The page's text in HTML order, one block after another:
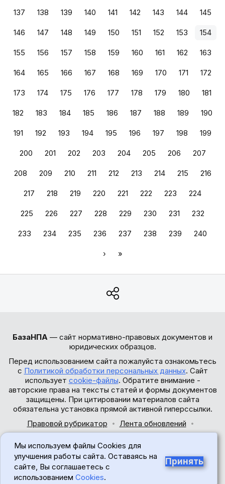
137 138 139 140 141 142 143 144 145
146 147 148 149 150 151 152 153 154
155 156 157 158 159 160 161 162 163
164 165 166 167 168 169 170 171 172
173 174 175 176 177 178 179 180 181
182 183 184 185 186 187 188 189 190
191 192 193 194 195 196 197 198 199
200 201 202 203 204 205 206 207
208 209 210 211 212 213 214 215 216
217 218 219 220 221 222 223 224
225 226 227 228 229 230 231 232
233 234 235 236 237 238 239 240
› »
БазаНПА — сайт нормативно-правовых документов и
юридических образцов.
Перед использованием сайта пожалуйста ознакомьтесь
с Политикой обработки персональных данных. Сайт
использует cookie-файлы. Обратите внимание -
авторские права на тексты статей и формы документов
защищены. При цитировании материалов сайта
обязательна установка прямой активной гиперссылки.
Правовой рубрикатор
Лента обновлений
© 2017-2026
18+
Мы используем файлы Cookies для
улучшения работы сайта. Оставаясь на
сайте, Вы соглашаетесь с
использованием Cookies.
Принять